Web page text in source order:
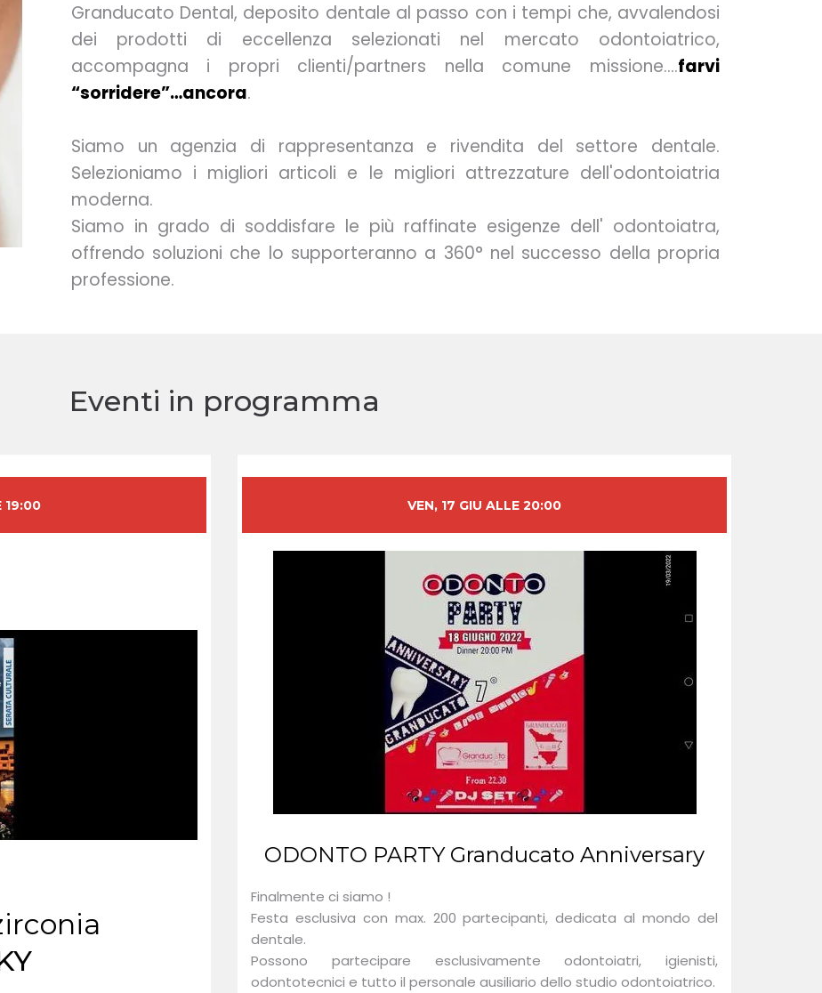
Granducato Dental, deposito dentale al passo con i tempi che, avvalendosi
dei prodotti di eccellenza selezionati nel mercato odontoiatrico,
accompagna i propri clienti/partners nella comune missione….farvi
“sorridere”…ancora.
Siamo un agenzia di rappresentanza e rivendita del settore dentale.
Selezioniamo i migliori articoli e le migliori attrezzature dell'odontoiatria
moderna.
Siamo in grado di soddisfare le più raffinate esigenze dell' odontoiatra,
offrendo soluzioni che lo supporteranno a 360° nel successo della propria
professione.
Eventi in programma
19:00 VEN, 17 GIU ALLE 20:00
ODONTO PARTY Granducato Anniversary
Finalmente ci siamo !
Festa esclusiva con max. 200 partecipanti, dedicata al mondo del
dentale.
Possono partecipare esclusivamente odontoiatri, igienisti,
odontotecnici e tutto il personale ausiliario dello studio odontoiatrico.